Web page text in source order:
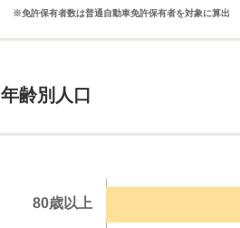
※免許保有者数は普通自動車免許保有者を対象に算出
年齢別人口